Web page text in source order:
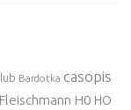
Bardotka casopis
Fleischmann H0 HO